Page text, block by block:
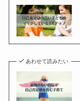
あわせて読みたい